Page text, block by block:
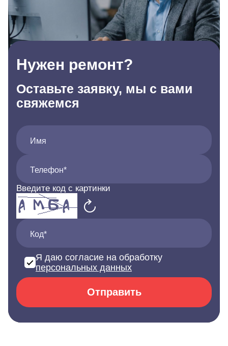
Нужен ремонт?
Оставьте заявку, мы с вами
свяжемся
Имя
Телефон*
Введите код с картинки
Код*
Я даю согласие на обработку
персональных данных
Отправить